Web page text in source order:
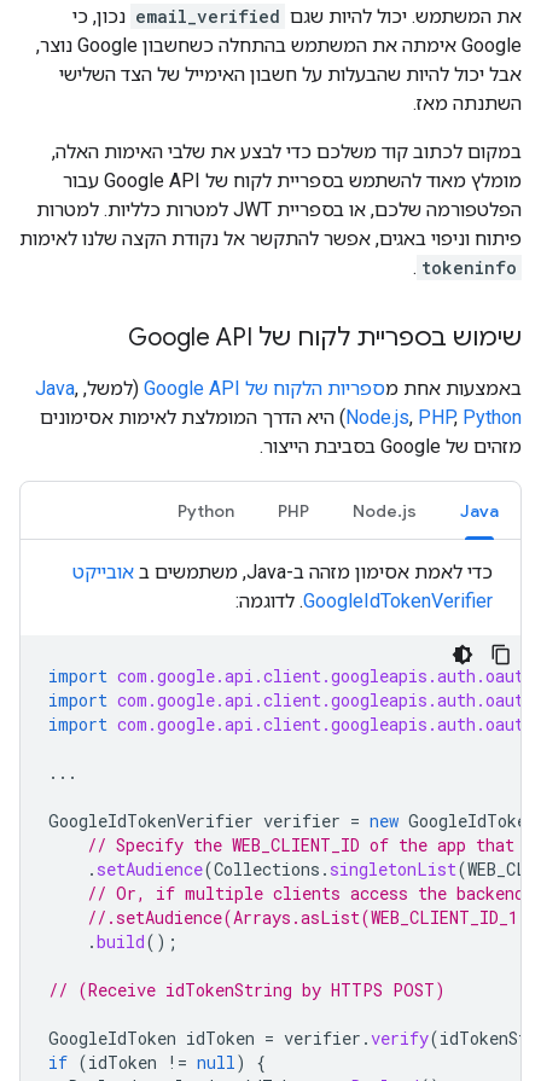
את המשתמש. יכול להיות שגם email_verified נכון, כי
Google אימתה את המשתמש בהתחלה כשחשבון Google נוצר,
אבל יכול להיות שהבעלות על חשבון האימייל של הצד השלישי
השתנתה מאז.
במקום לכתוב קוד משלכם כדי לבצע את שלבי האימות האלה,
מומלץ מאוד להשתמש בספריית לקוח של Google API עבור
הפלטפורמה שלכם, או בספריית JWT למטרות כלליות. למטרות
פיתוח וניפוי באגים, אפשר להתקשר אל נקודת הקצה שלנו לאימות
tokeninfo
.
שימוש בספריית לקוח של Google API
באמצעות אחת מספריות הלקוח של Google API (למשל, Java,
Node.js, PHP, Python
) היא הדרך המומלצת לאימות אסימונים
מזהים של Google בסביבת הייצור.
Java
Node.js
PHP
Python
כדי לאמת אסימון מזהה ב-Java, משתמשים ב
אובייקט
GoogleIdTokenVerifier. לדוגמה:
import
import
import
...
GoogleIdTokenVerifier verifier = new
// Specify the WEB_CLIENT_ID of the app that
. setAudience(Collections . singletonList(
// Or, if multiple clients access the backend:
//.setAudience(Arrays.asList(WEB_CLIENT_ID_1,
.build();
// (Receive idTokenString by HTTPS POST)
GoogleIdToken idToken = verifier .verify(
if (idToken != null)
{